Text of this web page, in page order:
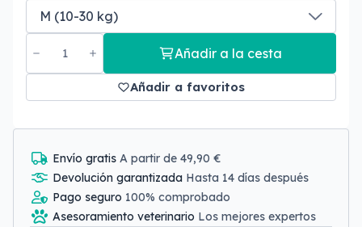
Añadir a la cesta
Añadir a favoritos
Envío gratis A partir de 49,90 €
Devolución garantizada Hasta 14 días después
Pago seguro 100% comprobado
Asesoramiento veterinario Los mejores expertos